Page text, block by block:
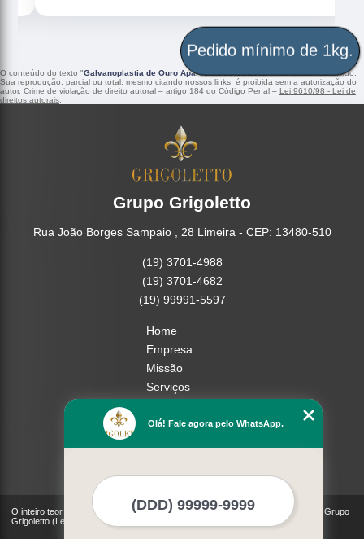
O conteúdo do texto "Galvanoplastia de Ouro Aparecida de Goiânia" é de direito reservado.
Sua reprodução, parcial ou total, mesmo citando nossos links, é proibida sem a autorização do
autor. Crime de violação de direito autoral – artigo 184 do Código Penal – Lei 9610/98 - Lei de
direitos autorais
Grupo Grigoletto
Rua João Borges Sampaio , 28 Limeira - CEP: 13480-510
(19) 3701-4988
(19) 3701-4682
(19) 99991-5597
Home
Empresa
Missão
Serviços
Mapa do site
O inteiro teor deste site está sujeito à proteção de direitos autorais. Copyright© Grupo
Grigoletto (Lei 9610 de 19/02/1998)
Olá! Fale agora pelo WhatsApp.
Pedido mínimo de 1kg.